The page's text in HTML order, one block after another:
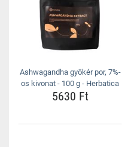
Ashwagandha gyökér por, 7%-
os kivonat - 100 g - Herbatica
5630 Ft